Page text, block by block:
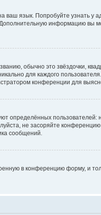
язык. Попробуйте узнать
информацию вы
обычно это звёздочки,
для каждого
конференции для
определённых
не засоряйте
сообщений.
в конференцию форму, и